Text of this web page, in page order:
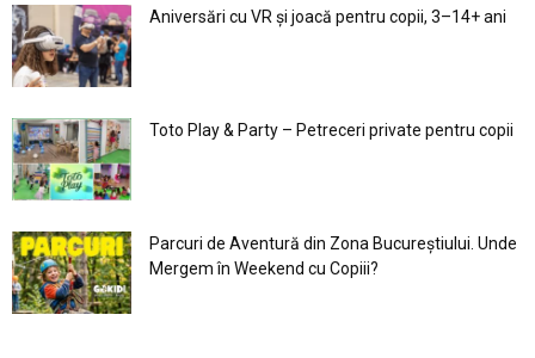
Aniversări cu VR și joacă pentru copii, 3–14+ ani
Toto Play & Party – Petreceri private pentru copii
Parcuri de Aventură din Zona Bucureştiului. Unde
Mergem în Weekend cu Copiii?